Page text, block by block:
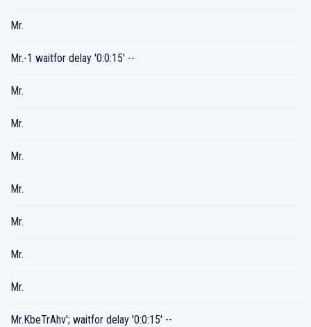
Mr.
Mr.-1 waitfor delay '0:0:15' --
Mr.
Mr.
Mr.
Mr.
Mr.
Mr.
Mr.
Mr.KbeTrAhv'; waitfor delay '0:0:15' --